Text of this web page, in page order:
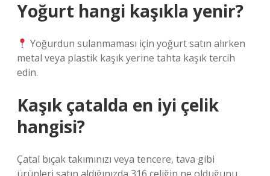
Yoğurt hangi kaşıkla yenir?
Yoğurdun sulanmaması için yoğurt satın alırken
metal veya plastik kaşık yerine tahta kaşık tercih
edin.
Kaşık çatalda en iyi çelik
hangisi?
Çatal bıçak takımınızı veya tencere, tava gibi